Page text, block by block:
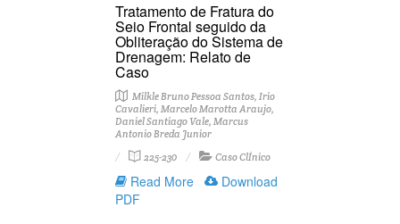
Tratamento de Fratura do
Seio Frontal seguido da
Obliteração do Sistema de
Drenagem: Relato de
Caso
Milkle Bruno Pessoa Santos, Irio
Cavalieri, Marcelo Marotta Araujo,
Daniel Santiago Vale, Marcus
Antonio Breda Junior
225-230
Caso ClÍnico
Read More
Download
PDF